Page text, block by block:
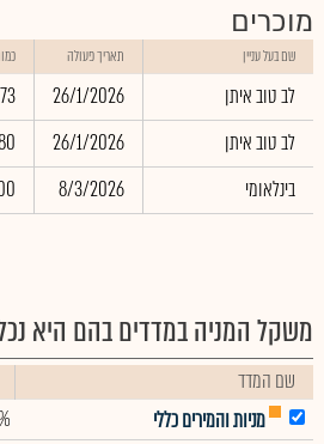
מוכרים
שם בעל עניין תאריך פעולה
לב טוב איתן 26/1/2026
לב טוב איתן
26/1/2026
בינלאומי
8/3/2026
משקל המניה במדדים בהם היא
שם המדד
מניות והמירים כללי